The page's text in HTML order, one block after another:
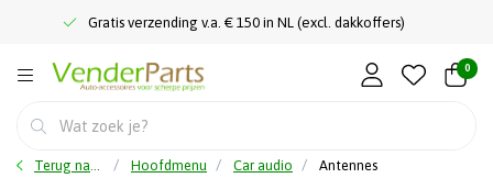
Gratis verzending v.a. € 150 in NL (excl. dakkoffers)
0
Terug naar home Hoofdmenu Car audio Antennes